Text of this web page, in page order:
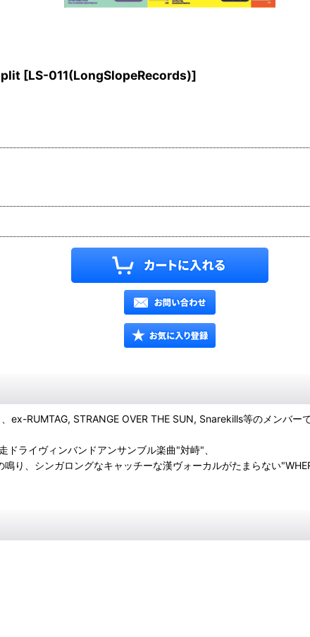
[LS-011(LongSlopeRecords)]
RUMTAG, STRANGE OVER THE SUN, Snarekills等のメンバ
ライヴィンバンドアンサンブル楽曲"対峙"、
、シンガロングなキャッチーな漢ヴォーカルがたまらない